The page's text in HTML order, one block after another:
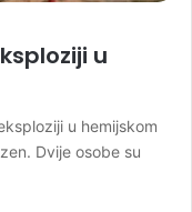
u
u hemijskom
Dvije osobe su